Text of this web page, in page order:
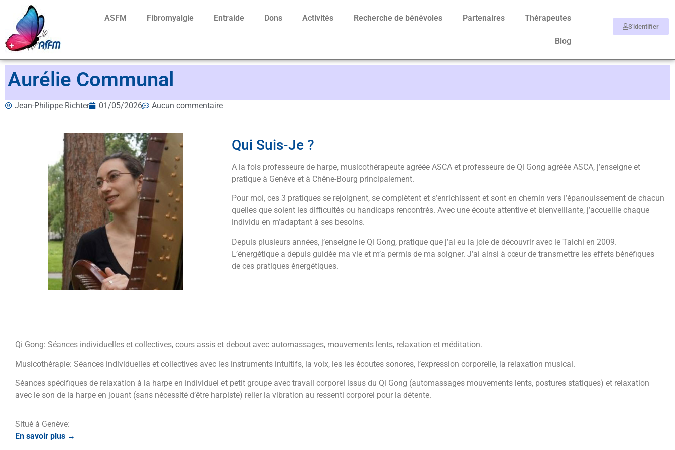
ASFM Fibromyalgie Entraide Dons Activités Recherche de bénévoles Partenaires Thérapeutes
Blog
S'identifier
Aurélie Communal
Jean-Philippe Richter 01/05/2026 Aucun commentaire
Qui Suis-Je ?
A la fois professeure de harpe, musicothérapeute agréée ASCA et professeure de Qi Gong agréée ASCA, j’enseigne et
pratique à Genève et à Chêne-Bourg principalement.
Pour moi, ces 3 pratiques se rejoignent, se complètent et s’enrichissent et sont en chemin vers l’épanouissement de chacun
quelles que soient les difficultés ou handicaps rencontrés. Avec une écoute attentive et bienveillante, j’accueille chaque
individu en m’adaptant à ses besoins.
Depuis plusieurs années, j’enseigne le Qi Gong, pratique que j’ai eu la joie de découvrir avec le Taichi en 2009.
L’énergétique a depuis guidée ma vie et m’a permis de ma soigner. J’ai ainsi à cœur de transmettre les effets bénéfiques
de ces pratiques énergétiques.
Qi Gong: Séances individuelles et collectives, cours assis et debout avec automassages, mouvements lents, relaxation et méditation.
Musicothérapie: Séances individuelles et collectives avec les instruments intuitifs, la voix, les les écoutes sonores, l’expression corporelle, la relaxation musical.
Séances spécifiques de relaxation à la harpe en individuel et petit groupe avec travail corporel issus du Qi Gong (automassages mouvements lents, postures statiques) et relaxation
avec le son de la harpe en jouant (sans nécessité d’être harpiste) relier la vibration au ressenti corporel pour la détente.
Situé à Genève:
En savoir plus →